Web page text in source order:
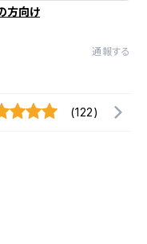
方向け
通報する
(122)